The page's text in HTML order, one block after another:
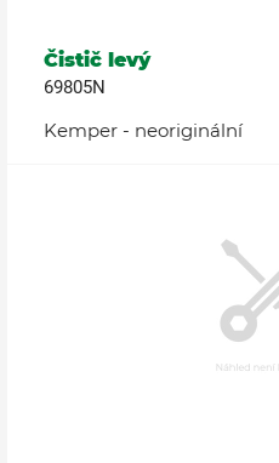
Čistič levý
69805N
Kemper - neoriginální